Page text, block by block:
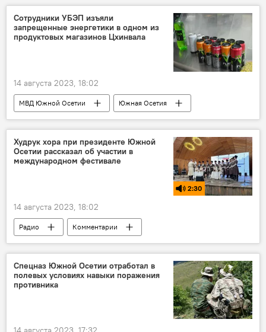
Сотрудники УБЭП изъяли
запрещенные энергетики в одном из
продуктовых магазинов Цхинвала
14 августа 2023, 18:02
МВД Южной Осетии
Южная Осетия
Цхинвал
Новости
Кавказ
Торговля
Худрук хора при президенте Южной
Осетии рассказал об участии в
международном фестивале
2:30
14 августа 2023, 18:02
Радио
Комментарии
Южная Осетия
Северная Осетия
Общество
Спецназ Южной Осетии отработал в
полевых условиях навыки поражения
противника